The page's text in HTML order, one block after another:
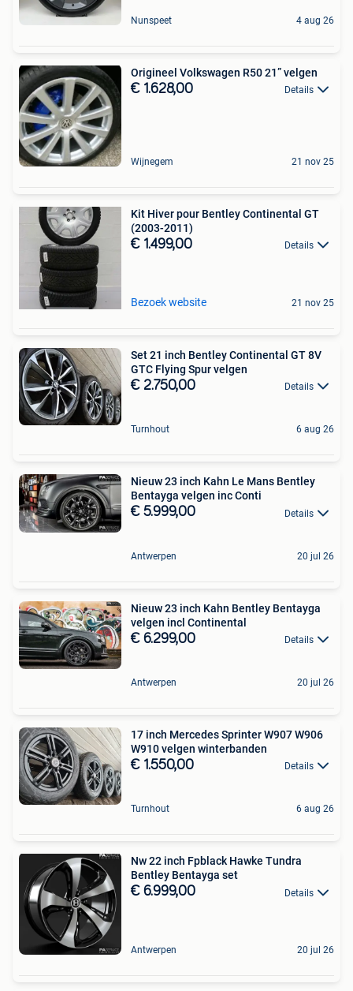
Nunspeet 4 aug 26
Origineel Volkswagen R50 21” velgen
€ 1.628,00 Details
Wijnegem 21 nov 25
Kit Hiver pour Bentley Continental GT
(2003-2011)
€ 1.499,00 Details
Bezoek website 21 nov 25
Set 21 inch Bentley Continental GT 8V
GTC Flying Spur velgen
€ 2.750,00 Details
Turnhout 6 aug 26
Nieuw 23 inch Kahn Le Mans Bentley
Bentayga velgen inc Conti
€ 5.999,00 Details
Antwerpen 20 jul 26
Nieuw 23 inch Kahn Bentley Bentayga
velgen incl Continental
€ 6.299,00 Details
Antwerpen 20 jul 26
17 inch Mercedes Sprinter W907 W906
W910 velgen winterbanden
€ 1.550,00 Details
Turnhout 6 aug 26
Nw 22 inch Fpblack Hawke Tundra
Bentley Bentayga set
€ 6.999,00 Details
Antwerpen 20 jul 26